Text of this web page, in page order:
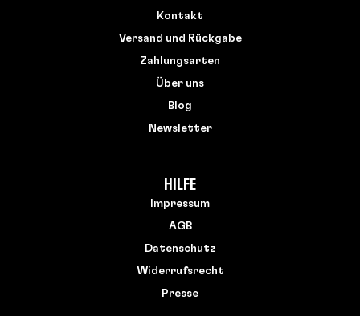
Kontakt
Versand und Rückgabe
Zahlungsarten
Über uns
Blog
Newsletter
HILFE
Impressum
AGB
Datenschutz
Widerrufsrecht
Presse